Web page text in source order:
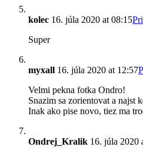
kolec 16. júla 2020 at 08:15
Super
myxall 16. júla 2020 at 12:57
Velmi pekna fotka Ondro!
Snazim sa zorientovat a najst
Inak ako pise novo, tiez ma
Ondrej_Kralik 16. júla 2020